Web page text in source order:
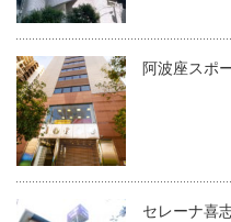
阿波座スポ
セレーナ喜